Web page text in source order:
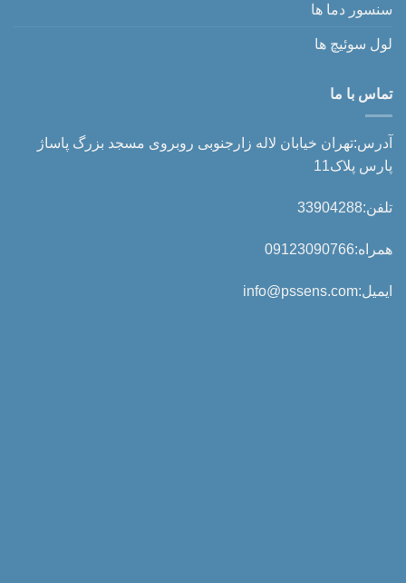
سنسور دما ها
لول سوئیچ ها
تماس با ما
آدرس:تهران خیابان لاله زارجنوبی روبروی مسجد بزرگ پاساژ
پارس پلاک11
تلفن:33904288
همراه:09123090766
ایمیل:info@pssens.com